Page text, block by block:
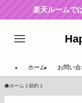
楽天ルームで
ホーム お問い
ホーム 節約